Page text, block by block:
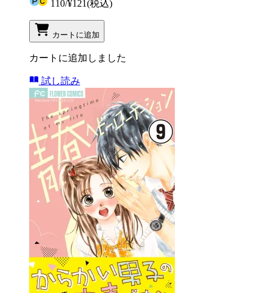
110/¥121 (税込)
カートに追加
カートに追加しました
試し読み